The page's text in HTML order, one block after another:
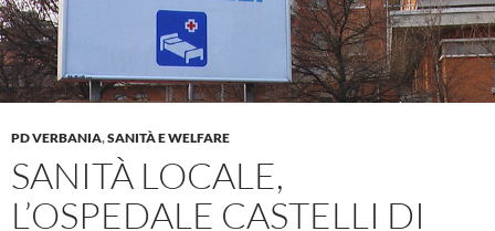
PD VERBANIA,SANITÀ E WELFARE
SANITÀ LOCALE,
L’OSPEDALE CASTELLI DI